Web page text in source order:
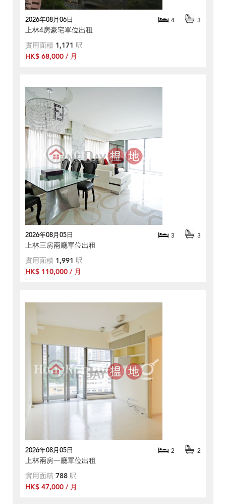
2026年08月06日 4 3
上林4房豪宅單位出租
實用面積 1,171 呎
HK$ 68,000 / 月
2026年08月05日 3 3
上林三房兩廳單位出租
實用面積 1,991 呎
HK$ 110,000 / 月
2026年08月05日 2 2
上林兩房一廳單位出租
實用面積 788 呎
HK$ 47,000 / 月